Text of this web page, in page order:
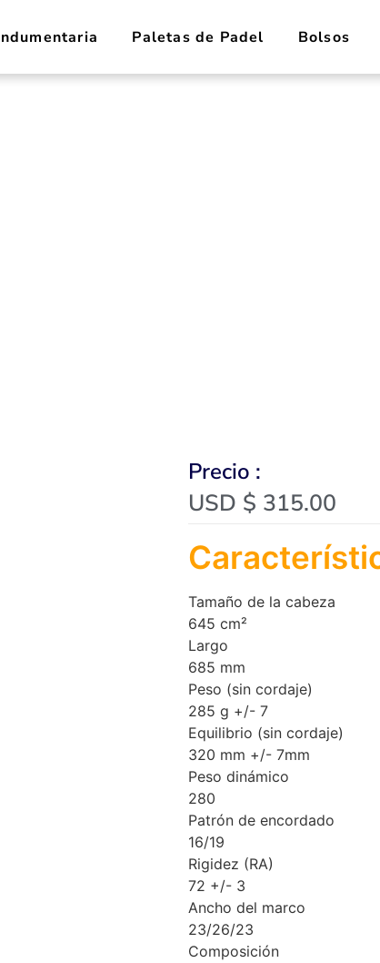
Paletas de Padel Bolsos
Precio :
USD $ 315.00
Tamaño de la cabeza
645 cm²
Largo
685 mm
Peso (sin cordaje)
285 g +/- 7
Equilibrio (sin cordaje)
320 mm +/- 7mm
Peso dinámico
280
Patrón de encordado
16/19
Rigidez (RA)
72 +/- 3
Ancho del marco
23/26/23
Composición